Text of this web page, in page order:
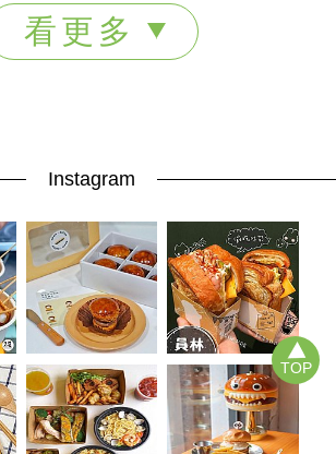
TOP
看更多
Instagram